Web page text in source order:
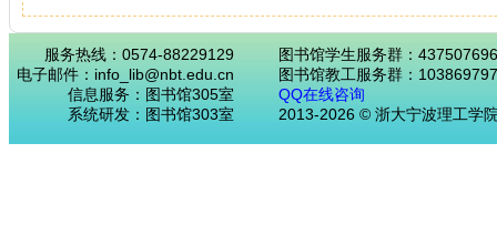
服务热线：0574-88229129
电子邮件：info_lib@nbt.edu.cn
信息服务：图书馆305室
系统研发：图书馆303室
图书馆学生服务群：437507696
图书馆教工服务群：
QQ在线咨询
2013-2026 © 浙大宁波理工学